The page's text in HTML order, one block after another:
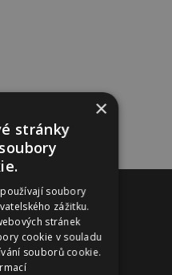
×
stránky
soubory
zážitku.
stránek
cookie v souladu
souborů cookie.